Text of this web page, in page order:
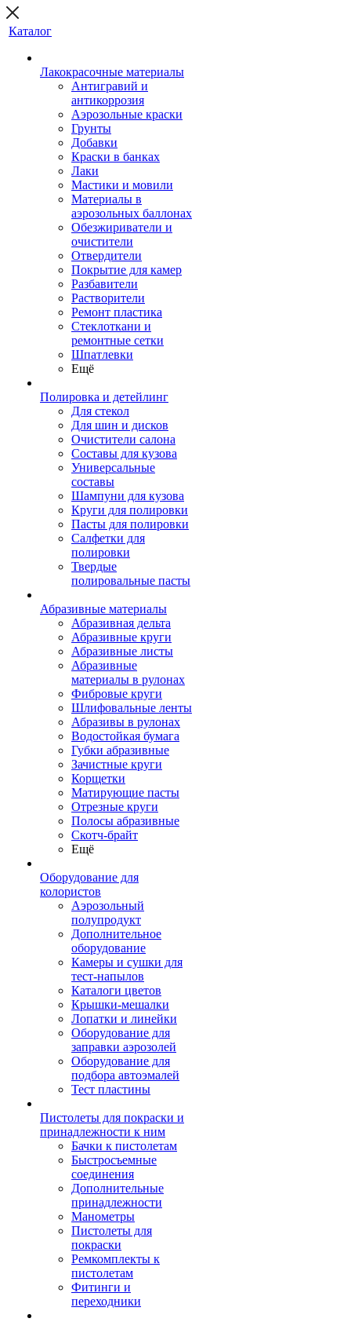
Каталог
Лакокрасочные материалы
Антигравий и
антикоррозия
Аэрозольные краски
Грунты
Добавки
Краски в банках
Лаки
Мастики и мовили
Материалы в
аэрозольных баллонах
Обезжириватели и
очистители
Отвердители
Покрытие для камер
Разбавители
Растворители
Ремонт пластика
Стеклоткани и
ремонтные сетки
Шпатлевки
Ещё
Полировка и детейлинг
Для стекол
Для шин и дисков
Очистители салона
Составы для кузова
Универсальные
составы
Шампуни для кузова
Круги для полировки
Пасты для полировки
Салфетки для
полировки
Твердые
полировальные пасты
Абразивные материалы
Абразивная дельта
Абразивные круги
Абразивные листы
Абразивные
материалы в рулонах
Фибровые круги
Шлифовальные ленты
Абразивы в рулонах
Водостойкая бумага
Губки абразивные
Зачистные круги
Корщетки
Матирующие пасты
Отрезные круги
Полосы абразивные
Скотч-брайт
Ещё
Оборудование для
колористов
Аэрозольный
полупродукт
Дополнительное
оборудование
Камеры и сушки для
тест-напылов
Каталоги цветов
Крышки-мешалки
Лопатки и линейки
Оборудование для
заправки аэрозолей
Оборудование для
подбора автоэмалей
Тест пластины
Пистолеты для покраски и
принадлежности к ним
Бачки к пистолетам
Быстросъемные
соединения
Дополнительные
принадлежности
Манометры
Пистолеты для
покраски
Ремкомплекты к
пистолетам
Фитинги и
переходники